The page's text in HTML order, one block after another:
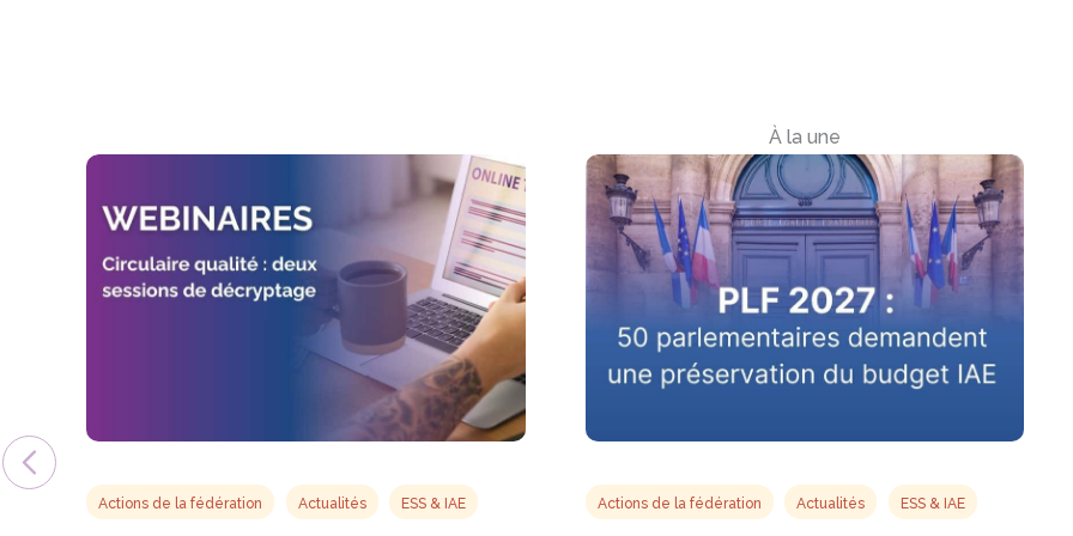
À la une
Actions de la fédération Actualités ESS & IAE Actions de la fédération Actualités ESS & IAE